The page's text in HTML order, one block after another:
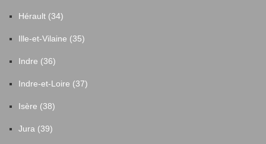
Hérault (34)
Ille-et-Vilaine (35)
Indre (36)
Indre-et-Loire (37)
Isère (38)
Jura (39)